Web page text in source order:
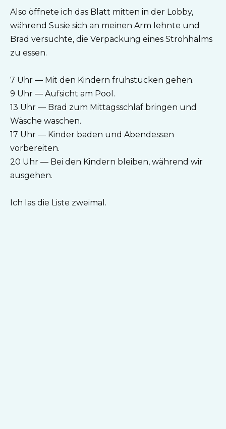
Also öffnete ich das Blatt mitten in der Lobby,
während Susie sich an meinen Arm lehnte und
Brad versuchte, die Verpackung eines Strohhalms
zu essen.
7 Uhr — Mit den Kindern frühstücken gehen.
9 Uhr — Aufsicht am Pool.
13 Uhr — Brad zum Mittagsschlaf bringen und
Wäsche waschen.
17 Uhr — Kinder baden und Abendessen
vorbereiten.
20 Uhr — Bei den Kindern bleiben, während wir
ausgehen.
Ich las die Liste zweimal.